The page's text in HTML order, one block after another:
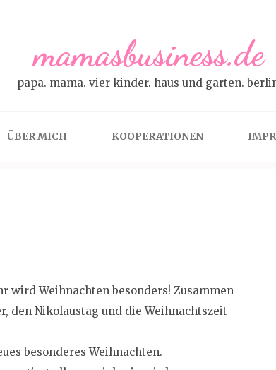
mamasbusiness.de
papa. mama. vier kinder. haus und garten.
ÜBER MICH KOOPERATIONEN
wird Weihnachten besonders! Zusammen
, den Nikolaustag und dieWeihnachtszeit
besonderes Weihnachten.